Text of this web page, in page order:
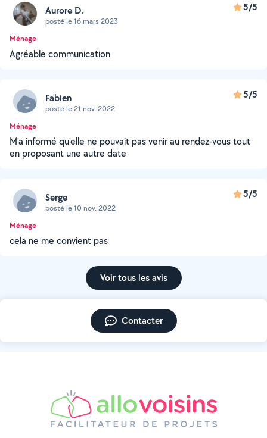
Aurore D.
posté le 16 mars 2023
5/5
Ménage
Agréable communication
Fabien
posté le 21 nov. 2022
5/5
Ménage
M'a informé qu'elle ne pouvait pas venir au rendez-vous tout
en proposant une autre date
Serge
posté le 10 nov. 2022
5/5
Ménage
cela ne me convient pas
Voir tous les avis
Contacter